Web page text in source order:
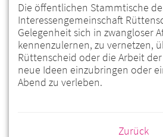
Die öffentlichen Stammtische
Interessengemeinschaft
Gelegenheit sich in zwangloser
kennenzulernen, zu vernetzen,
Rüttenscheid oder die Arbeit
neue Ideen einzubringen oder
Abend zu verleben.
Zurück